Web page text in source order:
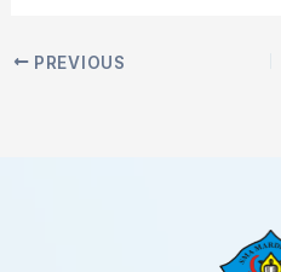
PREVIOUS